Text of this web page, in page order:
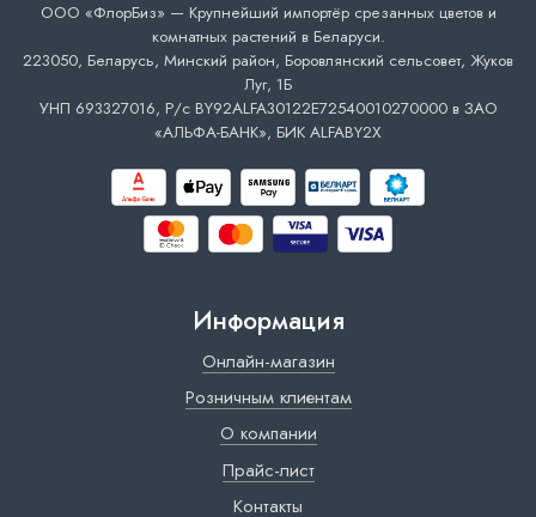
ООО «ФлорБиз» — Крупнейший импортёр срезанных цветов и
комнатных растений в Беларуси.
223050, Беларусь, Минский район, Боровлянский сельсовет, Жуков
Луг, 1Б
УНП 693327016, Р/с BY92ALFA30122E72540010270000 в ЗАО
«АЛЬФА-БАНК», БИК ALFABY2X
Информация
Онлайн-магазин
Розничным клиентам
О компании
Прайс-лист
Контакты